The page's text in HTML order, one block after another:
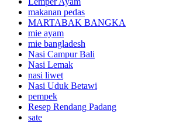
makanan pedas
MARTABAK BANGKA
mie ayam
mie bangladesh
Nasi Campur Bali
Nasi Lemak
nasi liwet
Nasi Uduk Betawi
pempek
Resep Rendang Padang
sate